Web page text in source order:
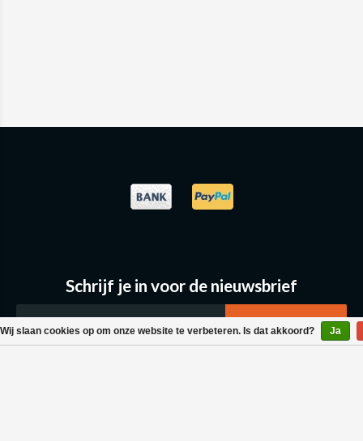
Wij slaan cookies op om onze website te verbeteren. Is dat akkoord? Ja
Schrijf je in voor de nieuwsbrief